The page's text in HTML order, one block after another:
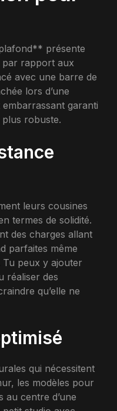
présente
par rapport aux
avec une barre de
lors d’une
garanti
plus robuste.
leurs cousines
termes de solidité.
des charges allant
parfaites même
peux y ajouter
réaliser des
qu’elle ne
qui nécessitent
les modèles pour
au centre d’une